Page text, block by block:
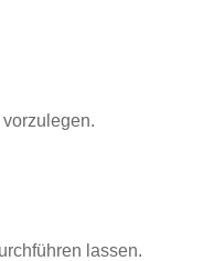
lassen.